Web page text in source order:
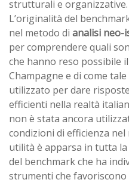
strutturali e organizzative.
L’originalità del
nel metodo di analisi neo-
per comprendere quali
che hanno reso possibile il
Champagne e di come
utilizzato per dare
efficienti nella realtà
non è stata ancora
condizioni di efficienza nel
utilità è apparsa in tutta
del benchmark che ha
strumenti che favoriscono